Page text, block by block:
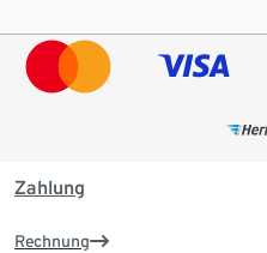
Zahlung
Rechnung